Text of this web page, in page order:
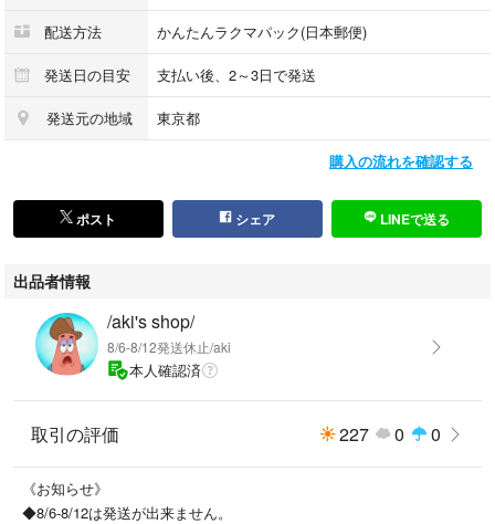
配送方法 かんたんラクマパック(日本郵便)
発送日の目安 支払い後、2～3日で発送
発送元の地域 東京都
購入の流れを確認する
ポスト シェア LINEで送る
出品者情報
/aki's shop/
8/6-8/12発送休止/aki
本人確認済
取引の評価 227 0 0
《お知らせ》
◆8/6-8/12は発送が出来ません。